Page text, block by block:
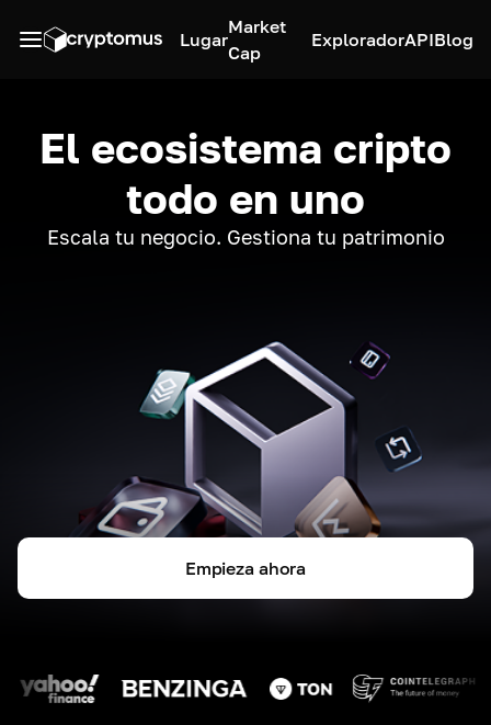
Lugar
Market
Cap
ExploradorAPIBlog
El ecosistema cripto
todo en uno
Escala tu negocio. Gestiona tu patrimonio
Empieza ahora